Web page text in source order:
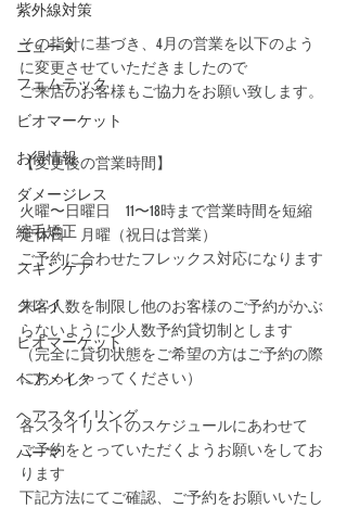
紫外線対策
ニュース
フェムテック
ビオマーケット
お得情報
ダメージレス
縮毛矯正
スキンケア
クレイ
ビオマーケット
ヘアメイク
ヘアスタイリング
パーマ
その指針に基づき、4月の営業を以下のよう
に変更させていただきましたので
ご来店のお客様もご協力をお願い致します。﻿
【変更後の営業時間】﻿
火曜〜日曜日　11〜18時まで﻿営業時間を短縮
定休日　月曜（祝日は営業）
ご予約に合わせたフレックス対応になります﻿
来客人数を制限し他のお客様のご予約がかぶ
らないように少人数予約貸切制とします﻿
（完全に貸切状態をご希望の方はご予約の際
におっしゃってください）﻿
各スタイリストのスケジュールにあわせて﻿
ご予約をとっていただくようお願いをしてお
ります﻿
下記方法にてご確認、ご予約をお願いいたし